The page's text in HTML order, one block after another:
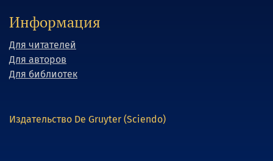
Информация
Для читателей
Для авторов
Для библиотек
Издательство De Gruyter (Sciendo)